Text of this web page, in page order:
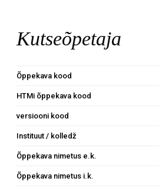
Kutseõpetaja
Õppekava kood
HTMi õppekava kood
versiooni kood
Instituut / kolledž
Õppekava nimetus e.k.
Õppekava nimetus i.k.